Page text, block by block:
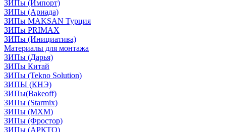
ЗИПы (Импорт)
ЗИПы (Ариада)
ЗИПы MAKSAN Турция
ЗИПы PRIMAX
ЗИПы (Инициатива)
Материалы для монтажа
ЗИПы (Дарья)
ЗИПы Китай
ЗИПы (Tekno Solution)
ЗИПЫ (КНЭ)
ЗИПы(Bakeoff)
ЗИПы (Starmix)
ЗИПы (МХМ)
ЗИПы (Фростор)
ЗИПы (АРКТО)